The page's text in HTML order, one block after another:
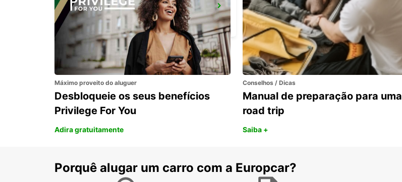
AVESTA - DE COMBOIOS
KRYLBO - SWEDEN
SECO TOOLS DELIVERY
FAGERSTA - SWEDEN
Máximo proveito do aluguer
Desbloqueie os seus benefícios
Privilege For You
Adira gratuitamente
Conselhos / Dicas
Manual de preparação para uma
road trip
Saiba +
Porquê alugar um carro com a Europcar?